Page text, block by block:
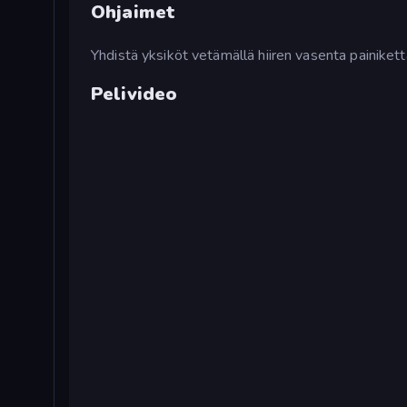
Ohjaimet
Yhdistä yksiköt vetämällä hiiren vasenta
Pelivideo